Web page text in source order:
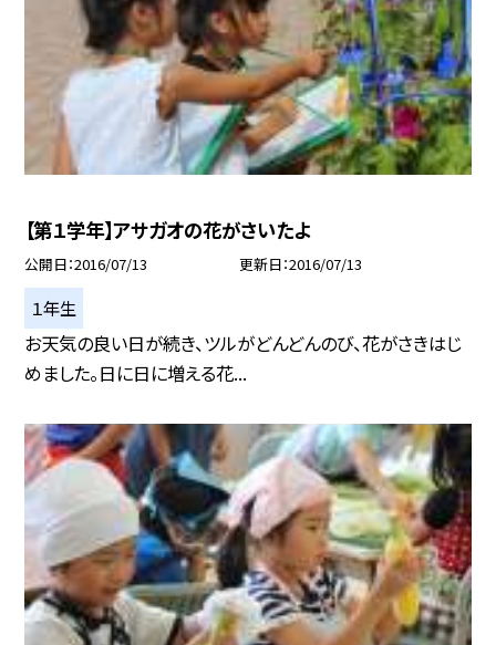
【第１学年】アサガオの花がさいたよ
公開日 2016/07/13 更新日 2016/07/13
１年生
お天気の良い日が続き、ツルがどんどんのび、花がさきはじ
めました。日に日に増える花...